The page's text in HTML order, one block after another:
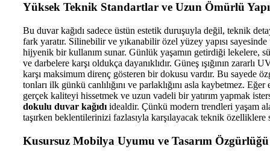
Yüksek Teknik Standartlar ve Uzun Ömürlü Yapı
Bu duvar kağıdı sadece üstün estetik duruşuyla değil, teknik
fark yaratır. Silinebilir ve yıkanabilir özel yüzey yapısı sayesinde
hijyenik bir kullanım sunar. Günlük yaşamın getirdiği lekelere,
ve darbelere karşı oldukça dayanıklıdır. Güneş ışığının zararlı
karşı maksimum direnç gösteren bir dokusu vardır. Bu sayede
tonları ilk günkü canlılığını ve parlaklığını asla kaybetmez. Eğer
gerçek kaliteyi hissetmek ve uzun vadeli bir yatırım yapmak
dokulu duvar kağıdı idealdir. Çünkü modern trendleri yaşam
taşırken beklentilerinizi fazlasıyla karşılayacak teknik özelliklere
Kusursuz Mobilya Uyumu ve Tasarım Özgürlüğü